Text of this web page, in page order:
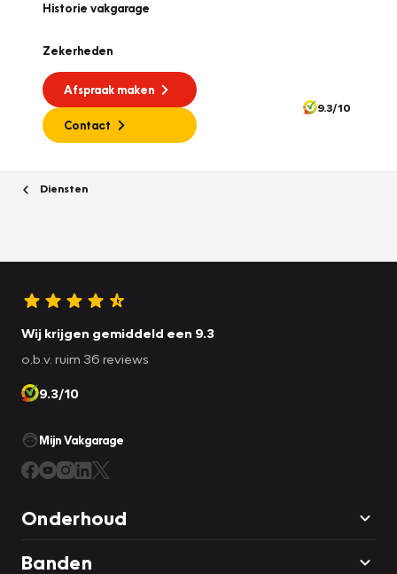
Historie vakgarage
Zekerheden
Afspraak maken
Contact
9.3/10
Diensten
Wij krijgen gemiddeld een 9.3
o.b.v. ruim 36 reviews
9.3/10
Mijn Vakgarage
Onderhoud
Banden